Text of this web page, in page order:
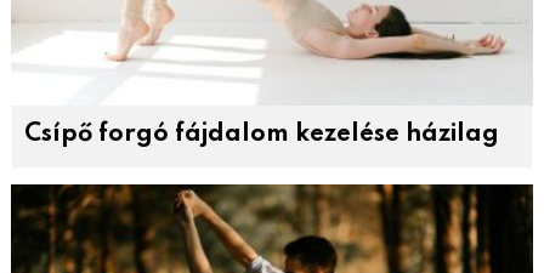
Csípő forgó fájdalom kezelése házilag